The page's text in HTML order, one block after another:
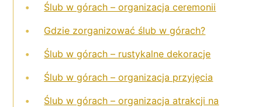
Ślub w górach – organizacja ceremonii
Gdzie zorganizować ślub w górach?
Ślub w górach – rustykalne dekoracje
Ślub w górach – organizacja przyjęcia
Ślub w górach – organizacja atrakcji na